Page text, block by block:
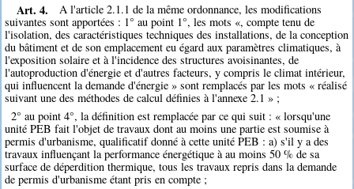
Art. 4.
A l'article 2.1.1 de la même ordonnance, les modifications
suivantes sont apportées : 1° au point 1°, les mots «, compte tenu de
l'isolation, des caractéristiques techniques des installations, de la conception
du bâtiment et de son emplacement eu égard aux paramètres climatiques, à
l'exposition solaire et à l'incidence des structures avoisinantes, de
l'autoproduction d'énergie et d'autres facteurs, y compris le climat intérieur,
qui influencent la demande d'énergie » sont remplacés par les mots « réalisé
suivant une des méthodes de calcul définies à l'annexe 2.1 » ;
2° au point 4°, la définition est remplacée par ce qui suit : « lorsqu'une
unité PEB fait l'objet de travaux dont au moins une partie est soumise à
permis d'urbanisme, qualificatif donné à cette unité PEB : a) s'il y a des
travaux influençant la performance énergétique à au moins 50 % de sa
surface de déperdition thermique, tous les travaux repris dans la demande
de permis d'urbanisme étant pris en compte ;